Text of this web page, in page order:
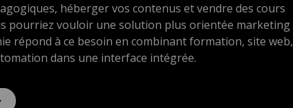
héberger vos contenus et vendre des cours
pourriez vouloir une solution plus orientée marketing
répond à ce besoin en combinant formation, site web,
dans une interface intégrée.